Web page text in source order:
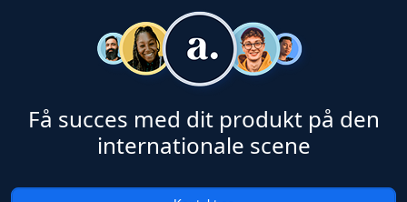
Få succes med dit produkt på den
internationale scene